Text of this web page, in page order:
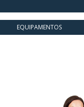
EQUIPAMENTOS